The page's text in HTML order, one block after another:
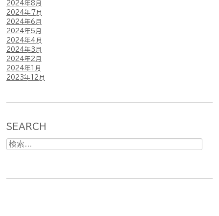
2024年8月
2024年7月
2024年6月
2024年5月
2024年4月
2024年3月
2024年2月
2024年1月
2023年12月
SEARCH
検
索: